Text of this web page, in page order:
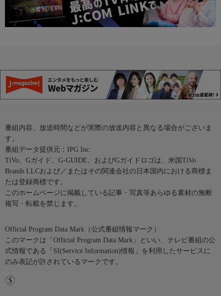
番組内容、放送時間などが実際の放送内容と異なる場合がございま
す。
番組データ提供元：IPG Inc.
TiVo、Gガイド、G-GUIDE、およびGガイドロゴは、米国TiVo
Brands LLCおよび／またはその関連会社の日本国内における商標ま
たは登録商標です。
このホームページに掲載している記事・写真等あらゆる素材の無断
複写・転載を禁じます。
Official Program Data Mark（公式番組情報マーク）
このマークは「Official Program Data Mark」といい、テレビ番組の公
式情報である「SI(Service Information)情報」を利用したサービスに
のみ表記が許されているマークです。